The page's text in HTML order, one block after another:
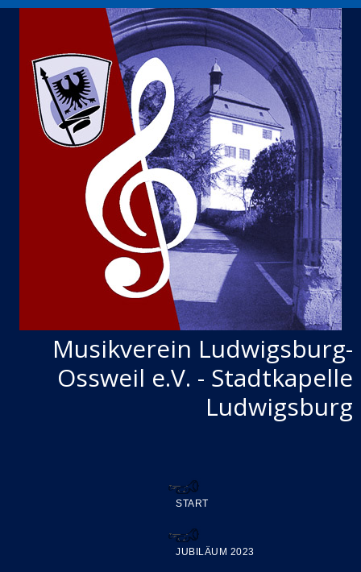
Musikverein Ludwigsburg-
Ossweil e.V. - Stadtkapelle
Ludwigsburg
START
JUBILÄUM 2023